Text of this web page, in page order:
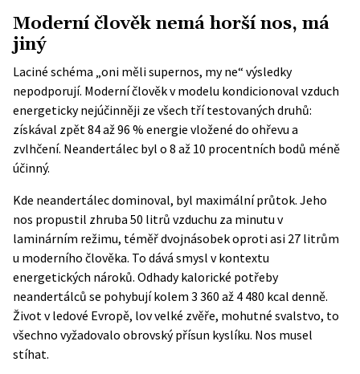
Moderní člověk nemá horší nos, má
jiný
Laciné schéma „oni měli supernos, my ne“ výsledky
nepodporují. Moderní člověk v modelu kondicionoval vzduch
energeticky nejúčinněji ze všech tří testovaných druhů:
získával zpět 84 až 96 % energie vložené do ohřevu a
zvlhčení. Neandertálec byl o 8 až 10 procentních bodů méně
účinný.
Kde neandertálec dominoval, byl maximální průtok. Jeho
nos propustil zhruba 50 litrů vzduchu za minutu v
laminárním režimu, téměř dvojnásobek oproti asi 27 litrům
u moderního člověka. To dává smysl v kontextu
energetických nároků. Odhady kalorické potřeby
neandertálců se pohybují kolem 3 360 až 4 480 kcal denně.
Život v ledové Evropě, lov velké zvěře, mohutné svalstvo, to
všechno vyžadovalo obrovský přísun kyslíku. Nos musel
stíhat.